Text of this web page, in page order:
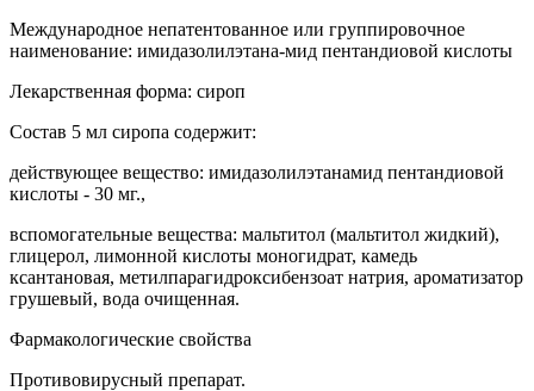
Международное непатентованное или группировочное
наименование: имидазолилэтана-мид пентандиовой кислоты
Лекарственная форма: сироп
Состав 5 мл сиропа содержит:
действующее вещество: имидазолилэтанамид пентандиовой
кислоты - 30 мг.,
вспомогательные вещества: мальтитол (мальтитол жидкий),
глицерол, лимонной кислоты моногидрат, камедь
ксантановая, метилпарагидроксибензоат натрия, ароматизатор
грушевый, вода очищенная.
Фармакологические свойства
Противовирусный препарат.